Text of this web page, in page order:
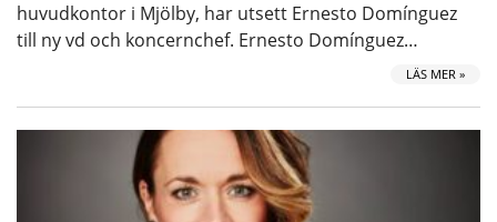
huvudkontor i Mjölby, har utsett Ernesto Domínguez
till ny vd och koncernchef. Ernesto Domínguez…
LÄS MER »